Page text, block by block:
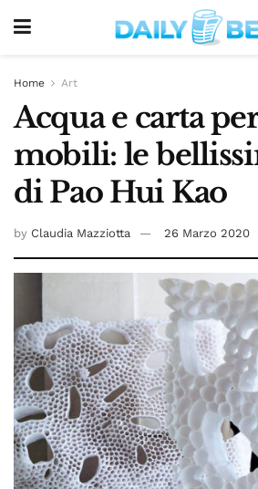
Home Art
Acqua e carta
mobili: le
di Pao Hui Kao
by Claudia Mazziotta 26 Marzo 2020